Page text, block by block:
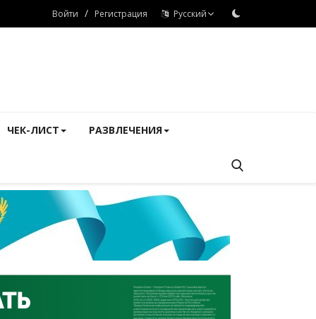
Войти / Регистрация Русский
ЧЕК-ЛИСТ РАЗВЛЕЧЕНИЯ